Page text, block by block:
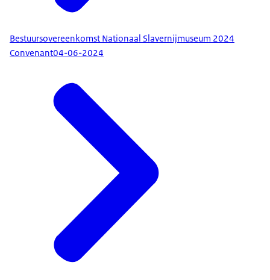
Bestuursovereenkomst Nationaal Slavernijmuseum 2024
Convenant04-06-2024